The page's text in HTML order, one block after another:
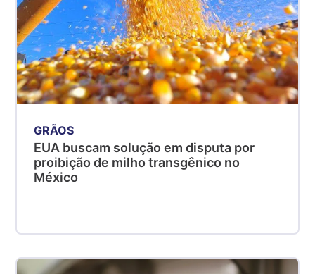
GRÃOS
EUA buscam solução em disputa por
proibição de milho transgênico no
México